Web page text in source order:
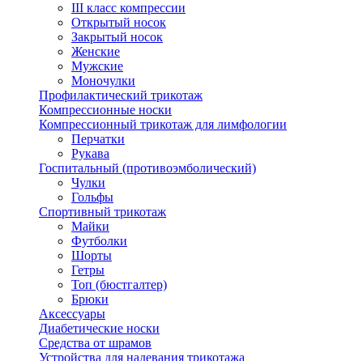
III класс компрессии
Открытый носок
Закрытый носок
Женские
Мужские
Моночулки
Профилактический трикотаж
Компрессионные носки
Компрессионный трикотаж для лимфологии
Перчатки
Рукава
Госпитальный (противоэмболический)
Чулки
Гольфы
Спортивный трикотаж
Майки
Футболки
Шорты
Гетры
Топ (бюстгалтер)
Брюки
Аксессуары
Диабетические носки
Средства от шрамов
Устройства для надевания трикотажа